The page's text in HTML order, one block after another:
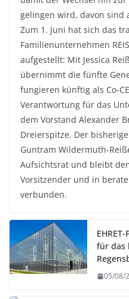
gelingen wird, davon sind
Zum 1. Juni hat sich das
Familienunternehmen
aufgestellt: Mit Jessica
übernimmt die fünfte
fungieren künftig als Co-
Verantwortung für das
dem Vorstand Alexander
Dreierspitze. Der
Guntram Wildermuth-
Aufsichtsrat und bleibt
Vorsitzender und in
verbunden.
für das
05/08/